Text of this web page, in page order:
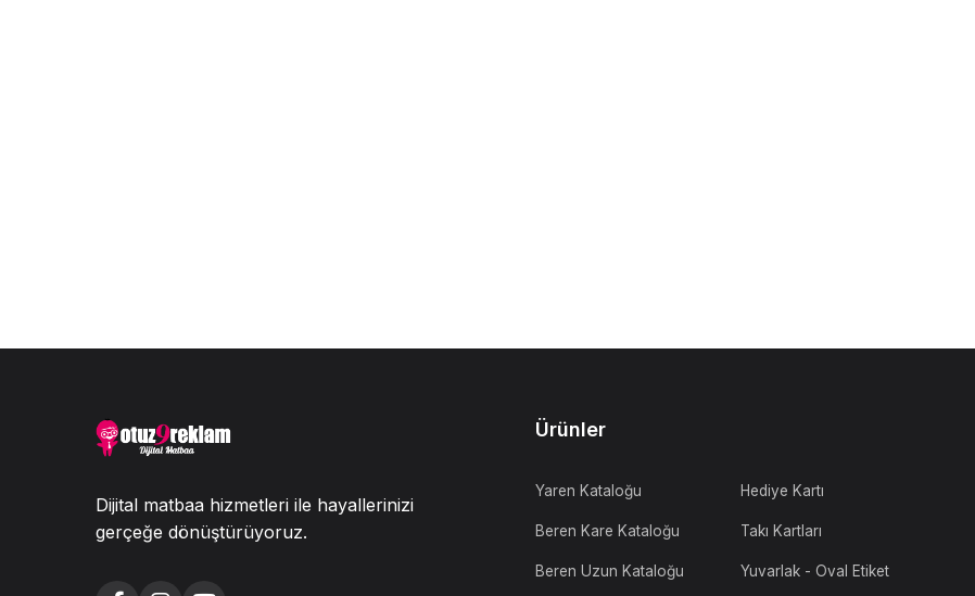
Dijital matbaa hizmetleri ile hayallerinizi
gerçeğe dönüştürüyoruz.
Ürünler
Yaren Kataloğu
Beren Kare Kataloğu
Beren Uzun Kataloğu
Hediye Kartı
Takı Kartları
Yuvarlak - Oval Etiket